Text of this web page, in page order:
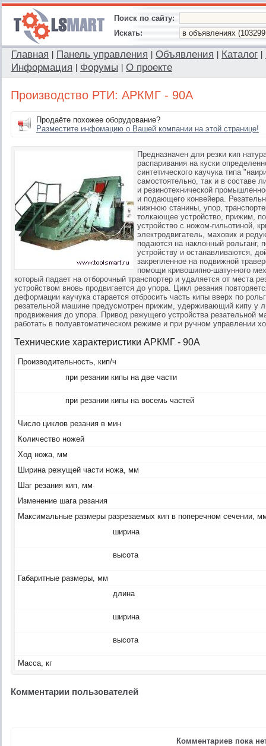
Поиск по сайту:
Искать:
Главная Панель управления Объявления Каталог
Информация
Форумы О проекте
Производство РТИ: АРКМГ - 90А
Продаёте похожее оборудование?
Разместите инфомацию о Вашей компании на этой странице!
Предназначен для резки кип
распаривания на куски
синтетического каучука типа
самостоятельно, так и в составе
и резинотехнической
и подающего конвейера.
нижнюю станины, упор,
толкающее устройство, прижим,
устройство с ножом-гильотиной,
электродвигатель, маховик и
подаются на наклонный рольганг,
устройству и останавливаются,
закрепленное на подвижной
помощи кривошипно-шатунного
который падает на отборочный транспортер и удаляется от места
устройством вновь продвигается до упора. Цикл резания
деформации каучука старается отбросить часть кипы вверх по
резательной машине предусмотрен прижим, удерживающий кипу у
продвижения до упора. Привод режущего устройства резательной
работать в полуавтоматическом режиме и при ручном управлении
Технические характеристики АРКМГ - 90А
Производительность, кип/ч
при резании кипы на две части
при резании кипы на восемь частей
Число циклов резания в мин
Количество ножей
Ход ножа, мм
Ширина режущей части ножа, мм
Шаг резания кип, мм
Изменение шага резания
Максимальные размеры разрезаемых кип в поперечном сечении,
ширина
высота
Габаритные размеры, мм
длина
ширина
высота
Масса, кг
Комментарии пользователей
Комментариев пока